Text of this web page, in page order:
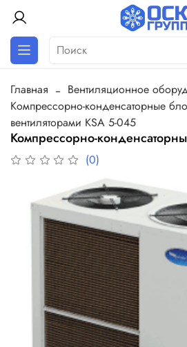
Главная Вентиляционное
Компрессорно-конденсаторные
вентиляторами KSA 5-045
Компрессорно-
(0)